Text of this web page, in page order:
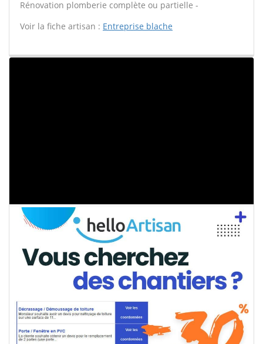
Rénovation plomberie complète ou partielle -
Voir la fiche artisan : Entreprise blache